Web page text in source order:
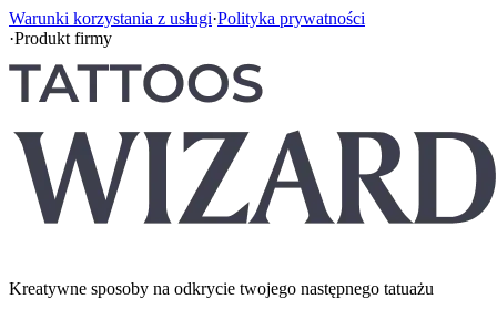
Warunki korzystania z usługi·Polityka prywatności
·Produkt firmy
Kreatywne sposoby na odkrycie twojego następnego tatuażu